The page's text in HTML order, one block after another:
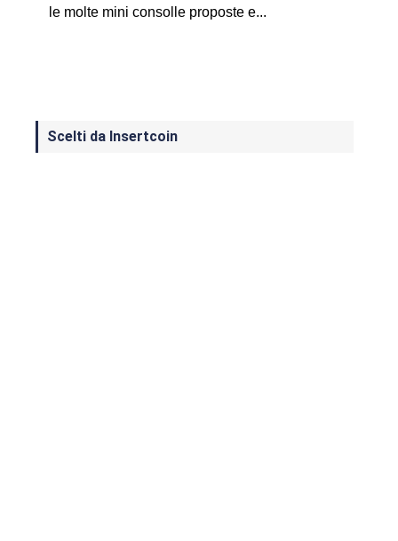
le molte mini consolle proposte e...
Scelti da Insertcoin